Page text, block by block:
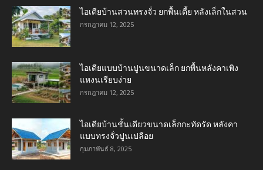
ไอเดียบ้านสวนทรงจั่ว ยกพื้นเตี้ย หลังเล็กในสวน
กรกฎาคม 12, 2025
ไอเดียแบบบ้านปูนขนาดเล็ก ยกพื้นหลังคาเพิง
แหงนเรียบง่าย
กรกฎาคม 12, 2025
ไอเดียบ้านชั้นเดียวขนาดเล็กกะทัดรัด หลังคา
แบบทรงจั่วปูนเปลือย
กุมภาพันธ์ 8, 2025